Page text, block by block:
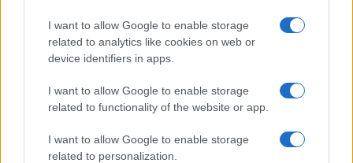
I want to allow Google to enable storage
related to analytics like cookies on web or
device identifiers in apps.
I want to allow Google to enable storage
related to functionality of the website or app.
I want to allow Google to enable storage
related to personalization.
Galib Gassanoff e Institution trionfano a Copenhagen